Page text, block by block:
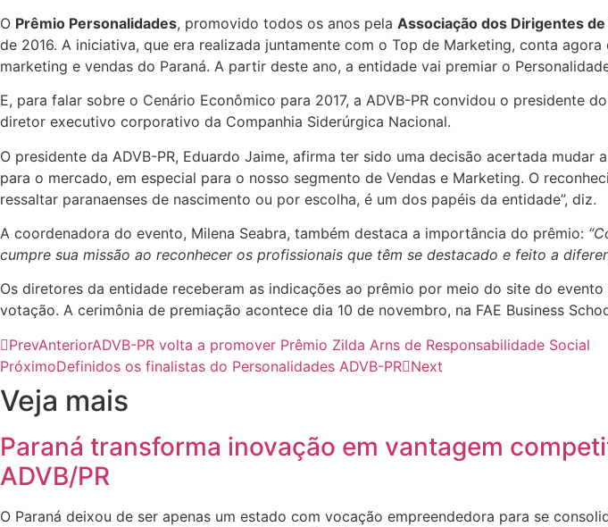
O Prêmio Personalidades, promovido todos os anos pela Associação dos Dirigentes
de 2016. A iniciativa, que era realizada juntamente com o Top de Marketing, conta
marketing e vendas do Paraná. A partir deste ano, a entidade vai premiar o
E, para falar sobre o Cenário Econômico para 2017, a ADVB-PR convidou o presidente
diretor executivo corporativo da Companhia Siderúrgica Nacional.
O presidente da ADVB-PR, Eduardo Jaime, afirma ter sido uma decisão acertada
para o mercado, em especial para o nosso segmento de Vendas e Marketing. O
ressaltar paranaenses de nascimento ou por escolha, é um dos papéis da entidade”, diz.
A coordenadora do evento, Milena Seabra, também destaca a importância do prêmio:
cumpre sua missão ao reconhecer os profissionais que têm se destacado e feito a
Os diretores da entidade receberam as indicações ao prêmio por meio do site do
votação. A cerimônia de premiação acontece dia 10 de novembro, na FAE Business
PrevAnteriorADVB-PR volta a promover Prêmio Zilda Arns de Responsabilidade Social
PróximoDefinidos os finalistas do Personalidades ADVB-PR Next
Veja mais
Paraná transforma inovação em vantagem
ADVB/PR
O Paraná deixou de ser apenas um estado com vocação empreendedora para se